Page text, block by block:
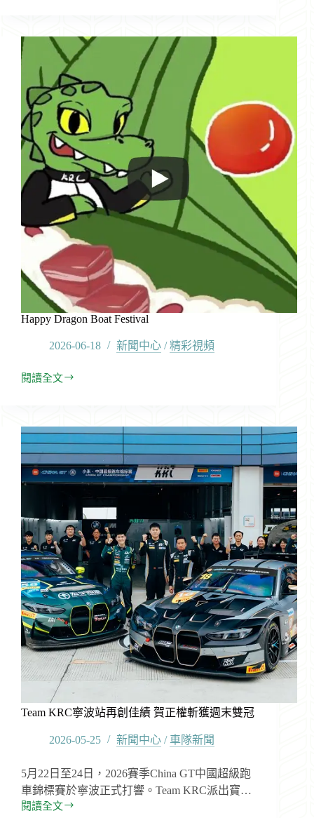
富
士！
世
界
挑
戰
賽
亞
洲
盃
獲
雙
雙
領
Happy Dragon Boat Festival
2026-06-18 新聞中心 /精彩視頻
閱讀全文
Happy
Team KRC寧波站再創佳績 賀正權斬獲週末雙冠
2026-05-25 新聞中心 /車隊新聞
5月22日至24日，2026賽季China GT中國超級跑
車錦標賽於寧波正式打響。Team KRC派出寶…
閱讀全文
Team